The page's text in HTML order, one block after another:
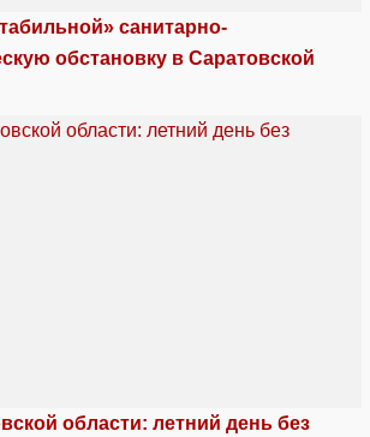
санитарно-
обстановку в Саратовской
области: летний день без